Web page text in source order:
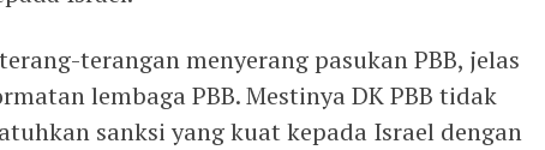
terangan menyerang pasukan PBB, jelas
lembaga PBB. Mestinya DK PBB tidak
sanksi yang kuat kepada Israel dengan